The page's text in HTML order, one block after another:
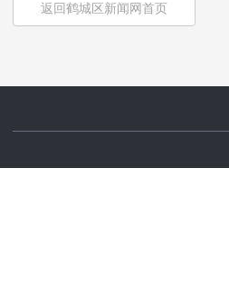
返回鹤城区新闻网首页